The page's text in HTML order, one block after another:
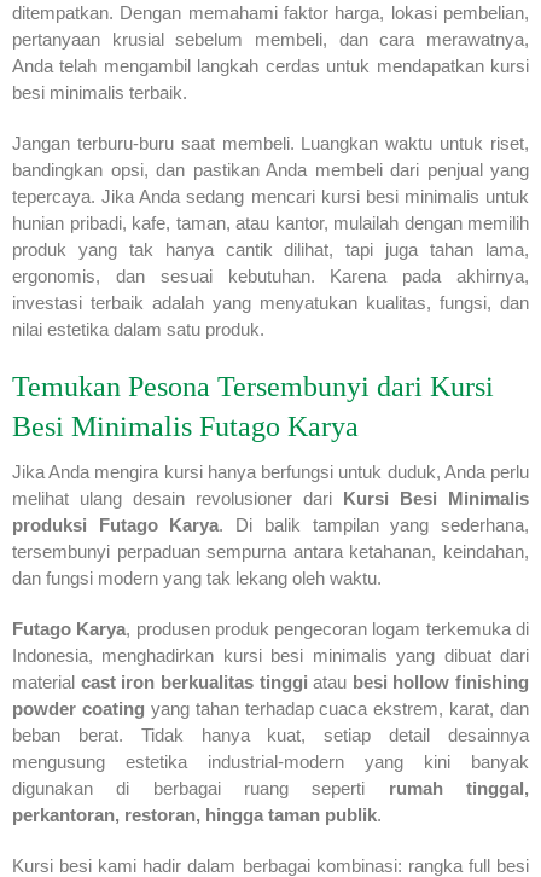
ditempatkan. Dengan memahami faktor harga, lokasi pembelian,
pertanyaan krusial sebelum membeli, dan cara merawatnya,
Anda telah mengambil langkah cerdas untuk mendapatkan kursi
besi minimalis terbaik.
Jangan terburu-buru saat membeli. Luangkan waktu untuk riset,
bandingkan opsi, dan pastikan Anda membeli dari penjual yang
tepercaya. Jika Anda sedang mencari kursi besi minimalis untuk
hunian pribadi, kafe, taman, atau kantor, mulailah dengan memilih
produk yang tak hanya cantik dilihat, tapi juga tahan lama,
ergonomis, dan sesuai kebutuhan. Karena pada akhirnya,
investasi terbaik adalah yang menyatukan kualitas, fungsi, dan
nilai estetika dalam satu produk.
Temukan Pesona Tersembunyi dari Kursi
Besi Minimalis Futago Karya
Jika Anda mengira kursi hanya berfungsi untuk duduk, Anda perlu
melihat ulang desain revolusioner dari Kursi Besi Minimalis
produksi Futago Karya. Di balik tampilan yang sederhana,
tersembunyi perpaduan sempurna antara ketahanan, keindahan,
dan fungsi modern yang tak lekang oleh waktu.
Futago Karya, produsen produk pengecoran logam terkemuka di
Indonesia, menghadirkan kursi besi minimalis yang dibuat dari
material cast iron berkualitas tinggi atau besi hollow finishing
powder coating yang tahan terhadap cuaca ekstrem, karat, dan
beban berat. Tidak hanya kuat, setiap detail desainnya
mengusung estetika industrial-modern yang kini banyak
digunakan di berbagai ruang seperti rumah tinggal,
perkantoran, restoran, hingga taman publik.
Kursi besi kami hadir dalam berbagai kombinasi: rangka full besi